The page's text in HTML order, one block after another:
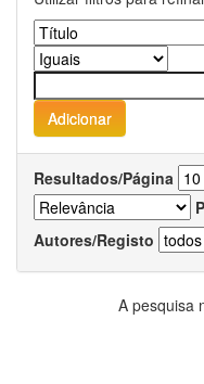
Resultados/Página
Autores/Registo
A pesquisa